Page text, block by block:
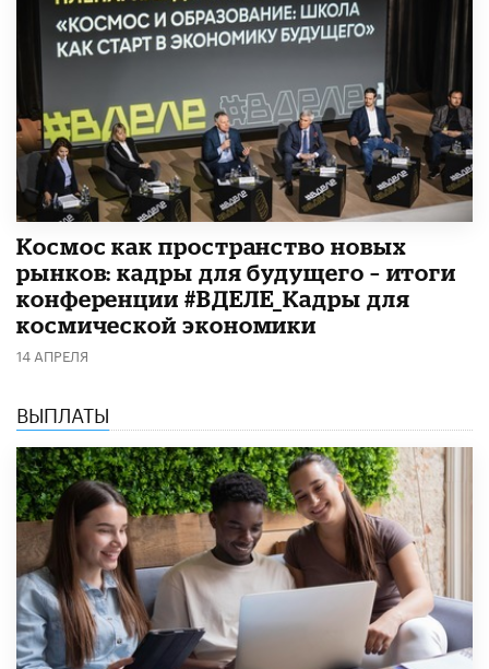
Космос как пространство новых
рынков: кадры для будущего – итоги
конференции #ВДЕЛЕ_Кадры для
космической экономики
14 АПРЕЛЯ
ВЫПЛАТЫ